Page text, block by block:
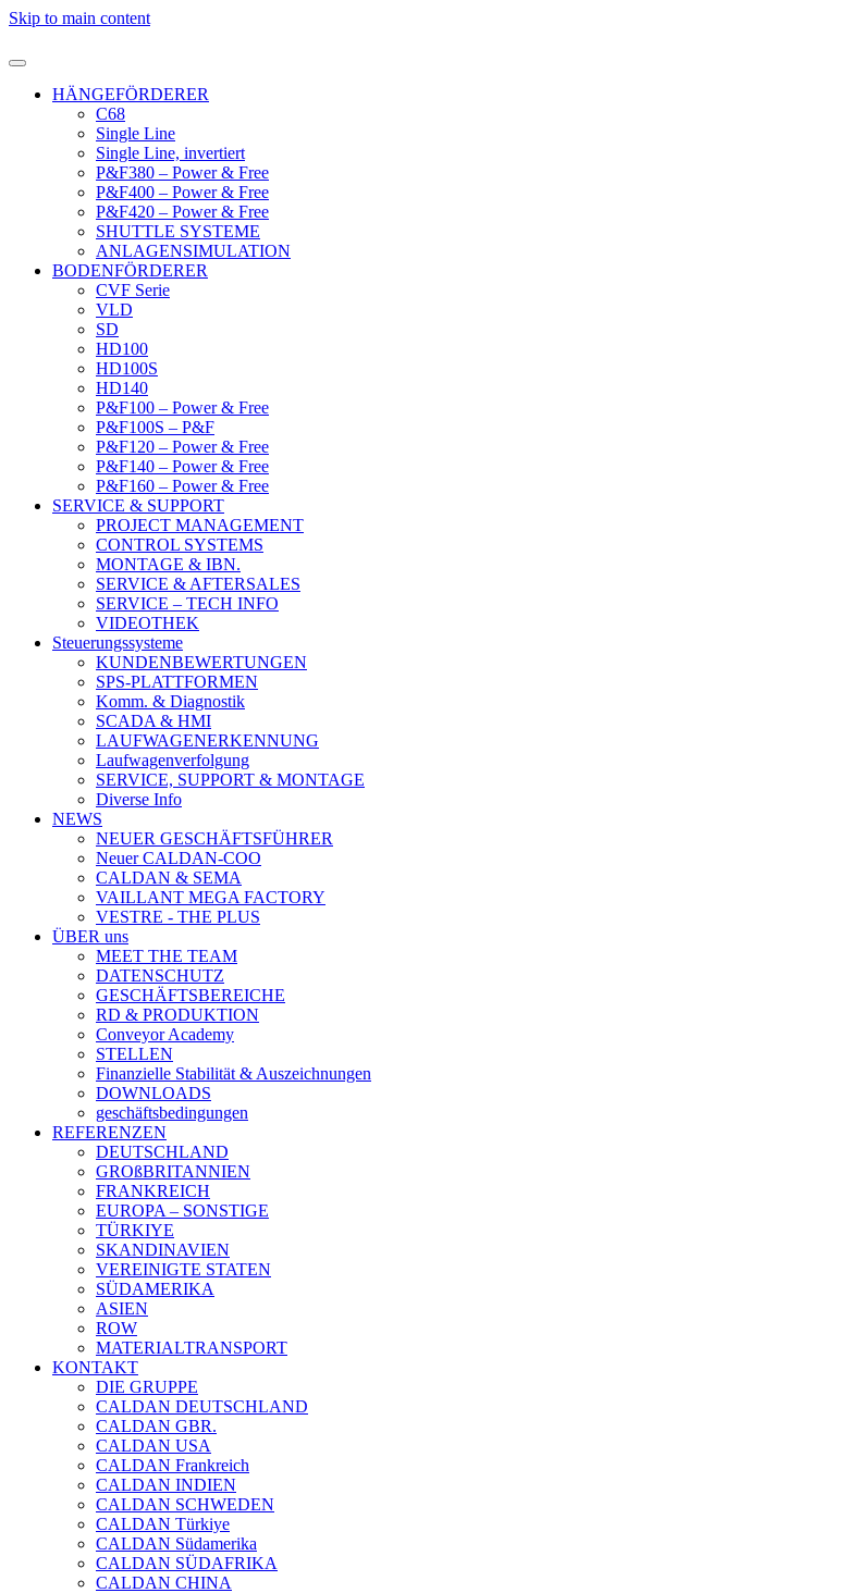
Skip to main content
HÄNGEFÖRDERER
C68
Single Line
Single Line, invertiert
P&F380 – Power & Free
P&F400 – Power & Free
P&F420 – Power & Free
SHUTTLE SYSTEME
ANLAGENSIMULATION
BODENFÖRDERER
CVF Serie
VLD
SD
HD100
HD100S
HD140
P&F100 – Power & Free
P&F100S – P&F
P&F120 – Power & Free
P&F140 – Power & Free
P&F160 – Power & Free
SERVICE & SUPPORT
PROJECT MANAGEMENT
CONTROL SYSTEMS
MONTAGE & IBN.
SERVICE & AFTERSALES
SERVICE – TECH INFO
VIDEOTHEK
Steuerungssysteme
KUNDENBEWERTUNGEN
SPS-PLATTFORMEN
Komm. & Diagnostik
SCADA & HMI
LAUFWAGENERKENNUNG
Laufwagenverfolgung
SERVICE, SUPPORT & MONTAGE
Diverse Info
NEWS
NEUER GESCHÄFTSFÜHRER
Neuer CALDAN-COO
CALDAN & SEMA
VAILLANT MEGA FACTORY
VESTRE - THE PLUS
ÜBER uns
MEET THE TEAM
DATENSCHUTZ
GESCHÄFTSBEREICHE
RD & PRODUKTION
Conveyor Academy
STELLEN
Finanzielle Stabilität & Auszeichnungen
DOWNLOADS
geschäftsbedingungen
REFERENZEN
DEUTSCHLAND
GROßBRITANNIEN
FRANKREICH
EUROPA – SONSTIGE
TÜRKIYE
SKANDINAVIEN
VEREINIGTE STATEN
SÜDAMERIKA
ASIEN
ROW
MATERIALTRANSPORT
KONTAKT
DIE GRUPPE
CALDAN DEUTSCHLAND
CALDAN GBR.
CALDAN USA
CALDAN Frankreich
CALDAN INDIEN
CALDAN SCHWEDEN
CALDAN Türkiye
CALDAN Südamerika
CALDAN SÜDAFRIKA
CALDAN CHINA